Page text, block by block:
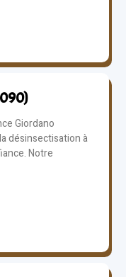
Giordano
désinsectisation à
Notre